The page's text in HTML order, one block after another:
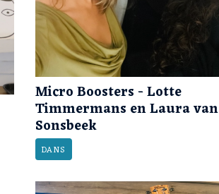
Micro Boosters - Lotte
Timmermans en Laura van
Sonsbeek
DANS